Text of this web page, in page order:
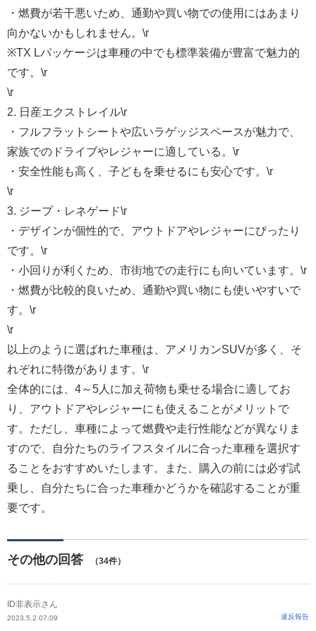
・燃費が若干悪いため、通勤や買い物での使用にはあまり
向かないかもしれません。\r
※TX Lパッケージは車種の中でも標準装備が豊富で魅力的
です。\r
\r
2. 日産エクストレイル\r
・フルフラットシートや広いラゲッジスペースが魅力で、
家族でのドライブやレジャーに適している。\r
・安全性能も高く、子どもを乗せるにも安心です。\r
\r
3. ジープ・レネゲード\r
・デザインが個性的で、アウトドアやレジャーにぴったり
です。\r
・小回りが利くため、市街地での走行にも向いています。\r
・燃費が比較的良いため、通勤や買い物にも使いやすいで
す。\r
\r
以上のように選ばれた車種は、アメリカンSUVが多く、そ
れぞれに特徴があります。\r
全体的には、4～5人に加え荷物も乗せる場合に適してお
り、アウトドアやレジャーにも使えることがメリットで
す。ただし、車種によって燃費や走行性能などが異なりま
すので、自分たちのライフスタイルに合った車種を選択す
ることをおすすめいたします。また、購入の前には必ず試
乗し、自分たちに合った車種かどうかを確認することが重
要です。
その他の回答 （34件）
ID非表示さん
2023.5.2 07:09 違反報告